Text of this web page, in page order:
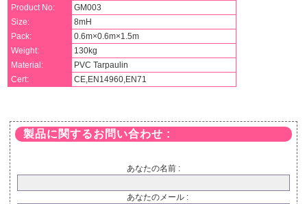
Product No:
GM003
Size:
8mH
Pack:
0.6m×0.6m×1.5m
Weight:
130kg
Material:
PVC Tarpaulin
Cert:
CE,EN14960,EN71
製品に関するお問い合わせ :
あなたの名前 :
あなたのメール :